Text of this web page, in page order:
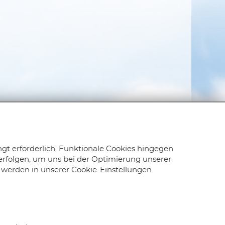
erforderlich. Funktionale Cookies hingegen
um uns bei der Optimierung unserer
in unserer Cookie-Einstellungen